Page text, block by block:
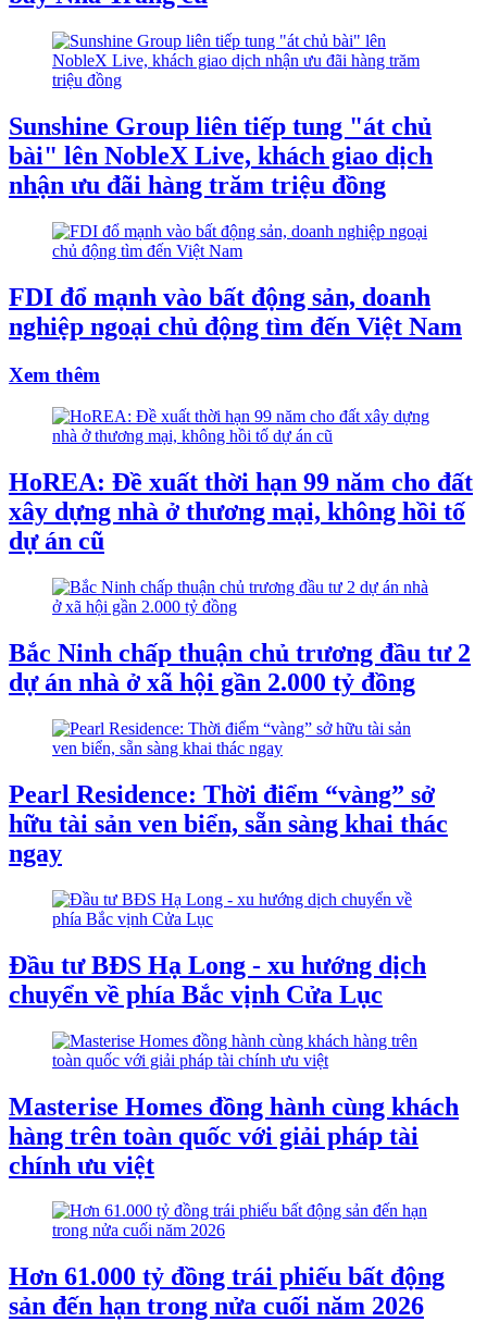
Sunshine Group liên tiếp tung "át chủ
bài" lên NobleX Live, khách giao dịch
nhận ưu đãi hàng trăm triệu đồng
FDI đổ mạnh vào bất động sản, doanh
nghiệp ngoại chủ động tìm đến Việt Nam
Xem thêm
HoREA: Đề xuất thời hạn 99 năm cho đất
xây dựng nhà ở thương mại, không hồi tố
dự án cũ
Bắc Ninh chấp thuận chủ trương đầu tư 2
dự án nhà ở xã hội gần 2.000 tỷ đồng
Pearl Residence: Thời điểm “vàng” sở
hữu tài sản ven biển, sẵn sàng khai thác
ngay
Đầu tư BĐS Hạ Long - xu hướng dịch
chuyển về phía Bắc vịnh Cửa Lục
Masterise Homes đồng hành cùng khách
hàng trên toàn quốc với giải pháp tài
chính ưu việt
Hơn 61.000 tỷ đồng trái phiếu bất động
sản đến hạn trong nửa cuối năm 2026